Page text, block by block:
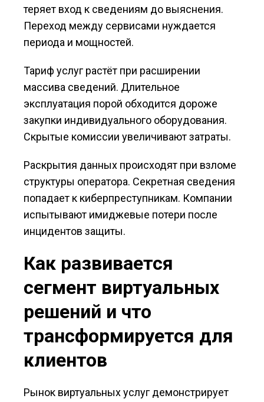
теряет вход к сведениям до выяснения.
Переход между сервисами нуждается
периода и мощностей.
Тариф услуг растёт при расширении
массива сведений. Длительное
эксплуатация порой обходится дороже
закупки индивидуального оборудования.
Скрытые комиссии увеличивают затраты.
Раскрытия данных происходят при взломе
структуры оператора. Секретная сведения
попадает к киберпреступникам. Компании
испытывают имиджевые потери после
инцидентов защиты.
Как развивается
сегмент виртуальных
решений и что
трансформируется для
клиентов
Рынок виртуальных услуг демонстрирует